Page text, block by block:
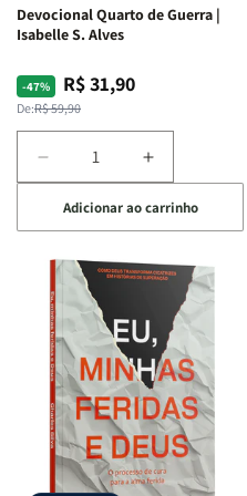
Devocional Quarto de Guerra |
Isabelle S. Alves
-47%
Preço
normal
De:R$ 59,90
Preço
promocional
R$ 31,90
Diminuir
a
quantidade
de
Devocional
Quarto
de
Guerra
Isabelle
S.
Alves
Aumentar
a
quantidade
de
Devocional
Quarto
Guerra
Isabelle
S.
Alves
Adicionar ao carrinho